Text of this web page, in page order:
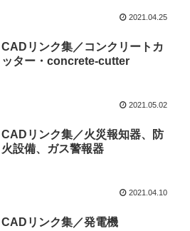
2021.04.25
CADリンク集／コンクリートカ
ッター・concrete-cutter
2021.05.02
CADリンク集／火災報知器、防
火設備、ガス警報器
2021.04.10
CADリンク集／発電機